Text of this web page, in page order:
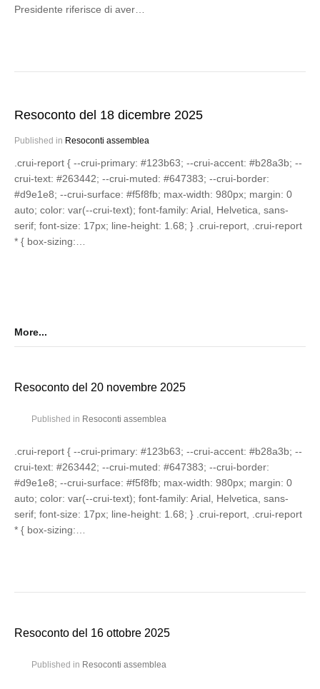
Presidente riferisce di aver…
Resoconto del 18 dicembre 2025
Published in Resoconti assemblea
.crui-report { --crui-primary: #123b63; --crui-accent: #b28a3b; --
crui-text: #263442; --crui-muted: #647383; --crui-border:
#d9e1e8; --crui-surface: #f5f8fb; max-width: 980px; margin: 0
auto; color: var(--crui-text); font-family: Arial, Helvetica, sans-
serif; font-size: 17px; line-height: 1.68; } .crui-report, .crui-report
* { box-sizing:…
More...
Resoconto del 20 novembre 2025
Published in Resoconti assemblea
.crui-report { --crui-primary: #123b63; --crui-accent: #b28a3b; --
crui-text: #263442; --crui-muted: #647383; --crui-border:
#d9e1e8; --crui-surface: #f5f8fb; max-width: 980px; margin: 0
auto; color: var(--crui-text); font-family: Arial, Helvetica, sans-
serif; font-size: 17px; line-height: 1.68; } .crui-report, .crui-report
* { box-sizing:…
Resoconto del 16 ottobre 2025
Published in Resoconti assemblea